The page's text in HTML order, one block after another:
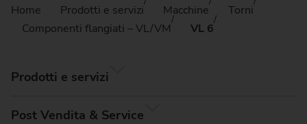
Home Prodotti e servizi Macchine
Torni
Componenti flangiati – VL/VM
VL 6
Prodotti e servizi
Post Vendita & Service